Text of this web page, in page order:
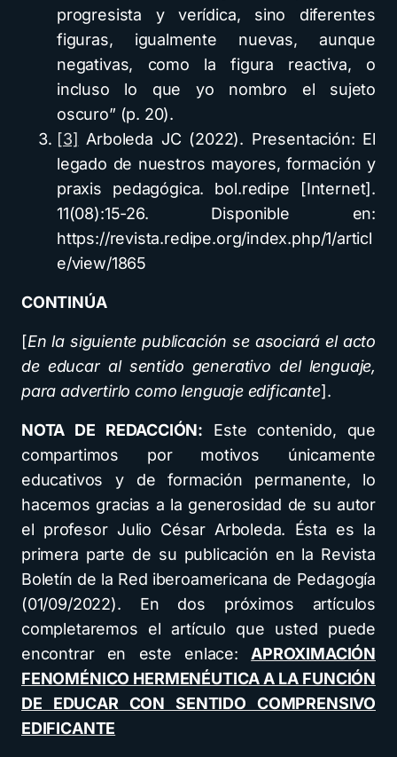
progresista y verídica, sino diferentes
figuras, igualmente nuevas, aunque
negativas, como la figura reactiva, o
incluso lo que yo nombro el sujeto
oscuro” (p. 20).
[3]
Arboleda JC (2022). Presentación: El
legado de nuestros mayores, formación y
praxis pedagógica. bol.redipe [Internet].
11(08):15-26. Disponible en:
https://revista.redipe.org/index.php/1/articl
e/view/1865
CONTINÚA
[En la siguiente publicación se asociará el acto
de educar al sentido generativo del lenguaje,
para advertirlo como lenguaje edificante].
NOTA DE REDACCIÓN: Este contenido, que
compartimos por motivos únicamente
educativos y de formación permanente, lo
hacemos gracias a la generosidad de su autor
el profesor Julio César Arboleda. Ésta es la
primera parte de su publicación en la Revista
Boletín de la Red iberoamericana de Pedagogía
(01/09/2022). En dos próximos artículos
completaremos el artículo que usted puede
encontrar en este enlace: APROXIMACIÓN
FENOMÉNICO HERMENÉUTICA A LA FUNCIÓN
DE EDUCAR CON SENTIDO COMPRENSIVO
EDIFICANTE